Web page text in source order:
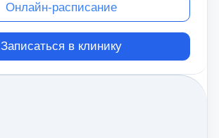
Онлайн-расписание
Записаться в клинику